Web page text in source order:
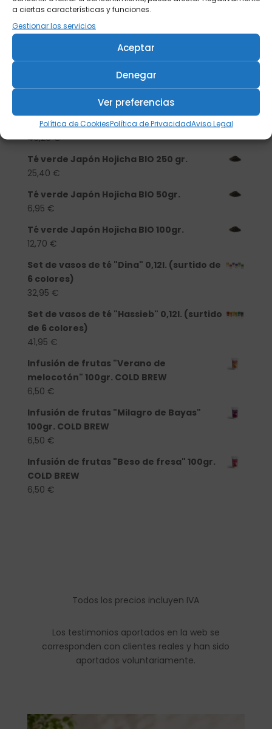
a ciertas características y funciones.
Gestionar los servicios
Aceptar
Denegar
Ver preferencias
Política de CookiesPolítica de PrivacidadAviso Legal
Tisanera "Christmas Cats" 0,25l.
porcelana
Té verde Japón Hojicha BIO 500 gr.
46,20€
Té verde Japón Hojicha BIO 250 gr.
25,40 €
Té verde Japón Hojicha BIO 50gr.
6,95 €
Té verde Japón Hojicha BIO 100gr.
12,70 €
Set de vasos de té "Dina" 0,12l. (surtido de
6 colores)
32,95 €
Set de vasos de té "Hassieb" 0,12l. (surtido
de 6 colores)
41,95 €
Infusión de frutas "Verano de
melocotón" 100gr. COLD BREW
6,50 €
Infusión de frutas "Milagro de Bayas"
100gr. COLD BREW
6,50 €
Infusión de frutas "Beso de fresa" 100gr.
COLD BREW
6,50 €
Todos los precios incluyen IVA
Los testimonios aportados en la web se
corresponden con clientes reales y han sido
aportados voluntariamente.